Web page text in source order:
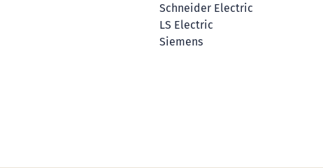
Schneider Electric
LS Electric
Siemens